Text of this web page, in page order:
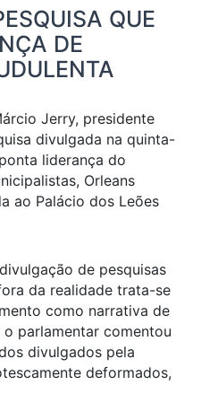
QUE
DE
Jerry, presidente
divulgada na quinta-
liderança do
Orleans
ao Palácio dos Leões
de pesquisas
da realidade trata-se
como narrativa de
parlamentar comentou
divulgados pela
deformados,